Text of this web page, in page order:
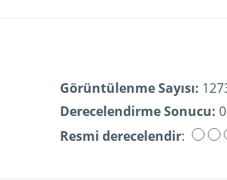
Görüntülenme Sayısı:
Derecelendirme Sonucu:
Resmi derecelendir: